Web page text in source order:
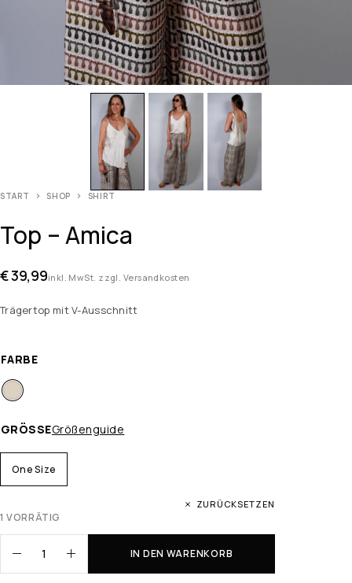
START SHOP SHIRT
Top – Amica
€39,99inkl. MwSt. zzgl. Versandkosten
Trägertop mit V-Ausschnitt
FARBE
GRÖSSE Größenguide
One Size
ZURÜCKSETZEN
1 VORRÄTIG
IN DEN WARENKORB